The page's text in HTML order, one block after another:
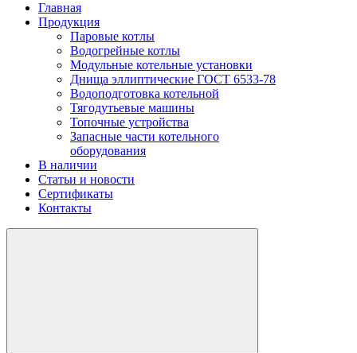
Главная
Продукция
Паровые котлы
Водогрейные котлы
Модульные котельные установки
Днища эллиптические ГОСТ 6533-78
Водоподготовка котельной
Тягодутьевые машины
Топочные устройства
Запасные части котельного
оборудования
В наличии
Статьи и новости
Сертификаты
Контакты